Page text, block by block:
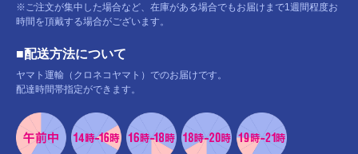
※ご注文が集中した場合など、在庫がある場合でもお届けまで1週間程度お
時間を頂戴する場合がございます。
■配送方法について
ヤマト運輸（クロネコヤマト）でのお届けです。
配達時間帯指定ができます。